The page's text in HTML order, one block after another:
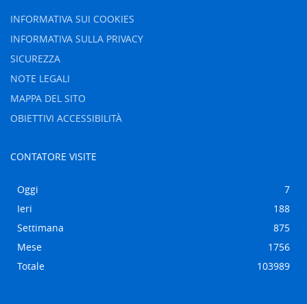
INFORMATIVA SUI COOKIES
INFORMATIVA SULLA PRIVACY
SICUREZZA
NOTE LEGALI
MAPPA DEL SITO
OBIETTIVI ACCESSIBILITÀ
CONTATORE VISITE
Oggi
7
Ieri
188
Settimana
875
Mese
1756
Totale
103989